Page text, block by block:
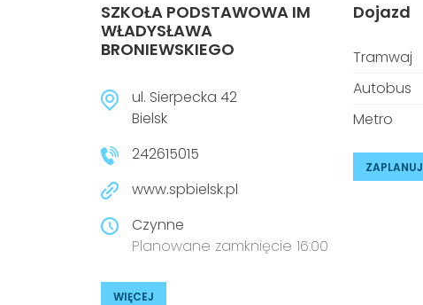
SZKOŁA PODSTAWOWA IM
WŁADYSŁAWA
BRONIEWSKIEGO
ul. Sierpecka 42
Bielsk
242615015
www.spbielsk.pl
Czynne
Planowane zamknięcie 16:00
WIĘCEJ
Dojazd
Tramwaj
Autobus
Metro
ZAPLANUJ